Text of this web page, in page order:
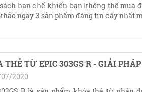
hạn chế khiến bạn không thể mua
ngay 3 sản phẩm đáng tin cậy nhất
THẺ TỪ EPIC 303GS R - GIẢI
2020